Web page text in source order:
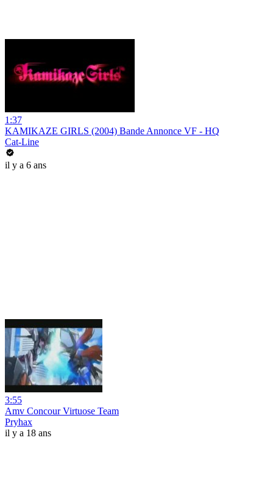
1:37
KAMIKAZE GIRLS (2004) Bande Annonce VF - HQ
Cat-Line
il y a 6 ans
3:55
Amv Concour Virtuose Team
Pryhax
il y a 18 ans